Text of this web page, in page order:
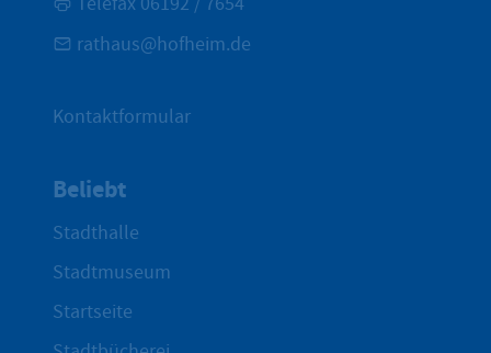
rathaus@hofheim.de
Kontaktformular
Beliebt
Stadthalle
Stadtmuseum
Startseite